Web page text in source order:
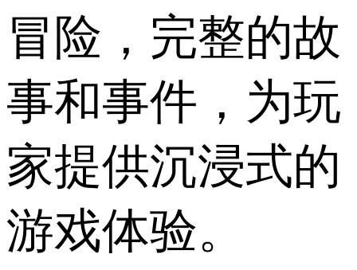
冒险，完整的故
事和事件，为玩
家提供沉浸式的
游戏体验。